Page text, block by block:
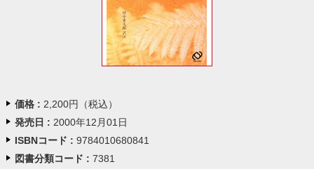
価格 : 2,200円（税込）
発売日 : 2000年12月01日
ISBNコード : 9784010680841
図書分類コード : 7381